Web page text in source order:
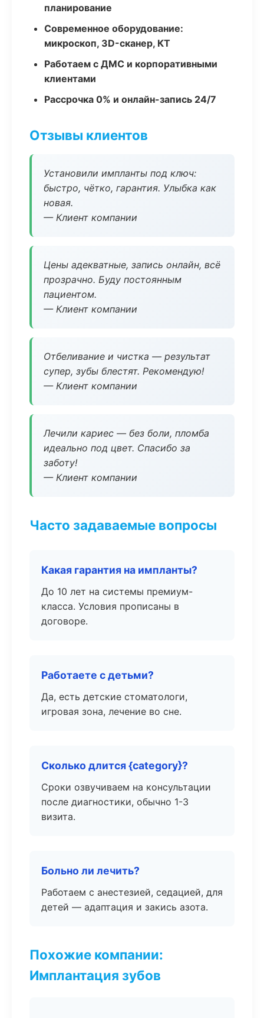
планирование
Современное оборудование:
микроскоп, 3D-сканер, КТ
Работаем с ДМС и корпоративными
клиентами
Рассрочка 0% и онлайн-запись 24/7
Отзывы клиентов
Установили импланты под ключ:
быстро, чётко, гарантия. Улыбка как
новая.
— Клиент компании
Цены адекватные, запись онлайн, всё
прозрачно. Буду постоянным
пациентом.
— Клиент компании
Отбеливание и чистка — результат
супер, зубы блестят. Рекомендую!
— Клиент компании
Лечили кариес — без боли, пломба
идеально под цвет. Спасибо за
заботу!
— Клиент компании
Часто задаваемые вопросы
Какая гарантия на импланты?
До 10 лет на системы премиум-
класса. Условия прописаны в
договоре.
Работаете с детьми?
Да, есть детские стоматологи,
игровая зона, лечение во сне.
Сколько длится {category}?
Сроки озвучиваем на консультации
после диагностики, обычно 1-3
визита.
Больно ли лечить?
Работаем с анестезией, седацией, для
детей — адаптация и закись азота.
Похожие компании:
Имплантация зубов